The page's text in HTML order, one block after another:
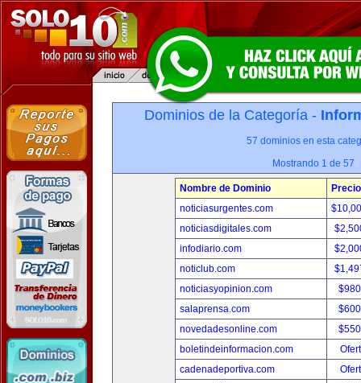
Dominios de la Categoría -
57 dominios en esta
Mostrando 1 de 57
Nombre de Dominio
Precio
noticiasurgentes.com
noticiasdigitales.com
infodiario.com
noticlub.com
noticiasyopinion.com
salaprensa.com
novedadesonline.com
boletindeinformacion.com
cadenadeportiva.com